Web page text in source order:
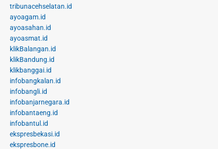
tribunacehselatan.id
ayoagam.id
ayoasahan.id
ayoasmat.id
klikBalangan.id
klikBandung.id
klikbanggai.id
infobangkalan.id
infobangli.id
infobanjarnegara.id
infobantaeng.id
infobantul.id
ekspresbekasi.id
ekspresbone.id